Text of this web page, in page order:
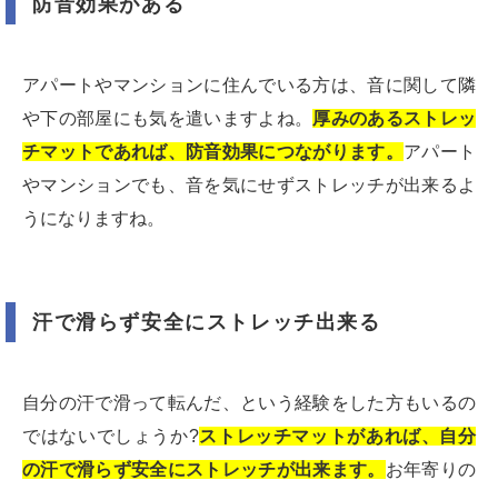
防音効果がある
アパートやマンションに住んでいる方は、音に関して隣
や下の部屋にも気を遣いますよね。 厚みのあるストレッ
チマットであれば、防音効果につながります。 アパート
やマンションでも、音を気にせずストレッチが出来るよ
うになりますね。
汗で滑らず安全にストレッチ出来る
自分の汗で滑って転んだ、という経験をした方もいるの
ではないでしょうか?ストレッチマットがあれば、自分
の汗で滑らず安全にストレッチが出来ます。 お年寄りの